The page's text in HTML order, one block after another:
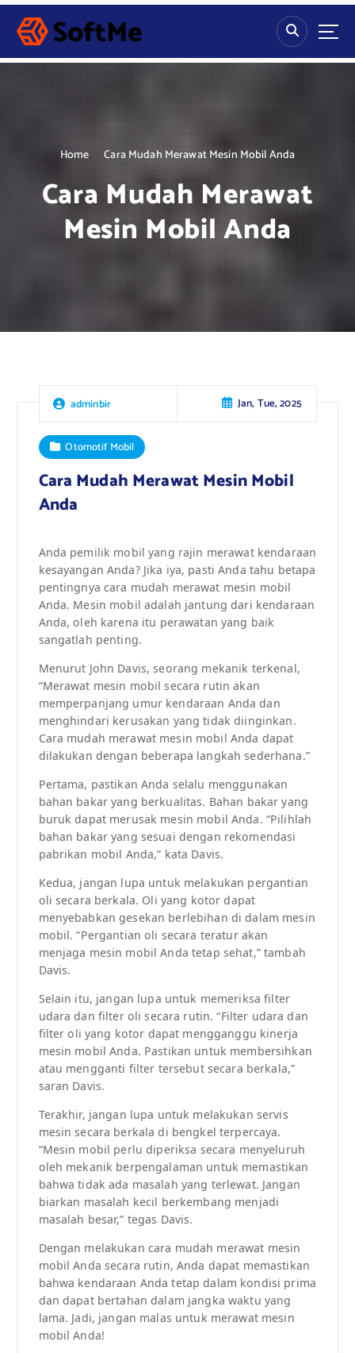
S
p
Home Cara Mudah Merawat Mesin Mobil Anda
Cara Mudah Merawat
Mesin Mobil Anda
adminbir Jan, Tue, 2025
Otomotif Mobil
Cara Mudah Merawat Mesin Mobil
Anda
Anda pemilik mobil yang rajin merawat kendaraan
kesayangan Anda? Jika iya, pasti Anda tahu betapa
pentingnya cara mudah merawat mesin mobil
Anda. Mesin mobil adalah jantung dari kendaraan
Anda, oleh karena itu perawatan yang baik
sangatlah penting.
Menurut John Davis, seorang mekanik terkenal,
“Merawat mesin mobil secara rutin akan
memperpanjang umur kendaraan Anda dan
menghindari kerusakan yang tidak diinginkan.
Cara mudah merawat mesin mobil Anda dapat
dilakukan dengan beberapa langkah sederhana.”
Pertama, pastikan Anda selalu menggunakan
bahan bakar yang berkualitas. Bahan bakar yang
buruk dapat merusak mesin mobil Anda. “Pilihlah
bahan bakar yang sesuai dengan rekomendasi
pabrikan mobil Anda,” kata Davis.
Kedua, jangan lupa untuk melakukan pergantian
oli secara berkala. Oli yang kotor dapat
menyebabkan gesekan berlebihan di dalam mesin
mobil. “Pergantian oli secara teratur akan
menjaga mesin mobil Anda tetap sehat,” tambah
Davis.
Selain itu, jangan lupa untuk memeriksa filter
udara dan filter oli secara rutin. “Filter udara dan
filter oli yang kotor dapat mengganggu kinerja
mesin mobil Anda. Pastikan untuk membersihkan
atau mengganti filter tersebut secara berkala,”
saran Davis.
Terakhir, jangan lupa untuk melakukan servis
mesin secara berkala di bengkel terpercaya.
“Mesin mobil perlu diperiksa secara menyeluruh
oleh mekanik berpengalaman untuk memastikan
bahwa tidak ada masalah yang terlewat. Jangan
biarkan masalah kecil berkembang menjadi
masalah besar,” tegas Davis.
Dengan melakukan cara mudah merawat mesin
mobil Anda secara rutin, Anda dapat memastikan
bahwa kendaraan Anda tetap dalam kondisi prima
dan dapat bertahan dalam jangka waktu yang
lama. Jadi, jangan malas untuk merawat mesin
mobil Anda!